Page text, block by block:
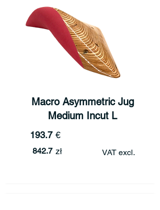
Macro Asymmetric Jug
Medium Incut L
193.7 €
842.7 zł VAT excl.